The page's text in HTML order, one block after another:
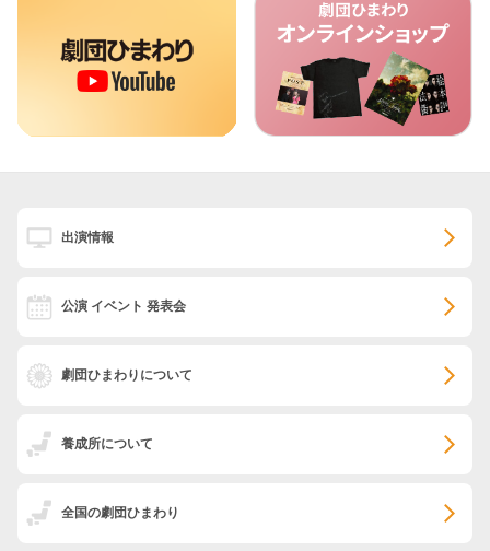
出演情報
公演 イベント 発表会
劇団ひまわりについて
養成所について
全国の劇団ひまわり